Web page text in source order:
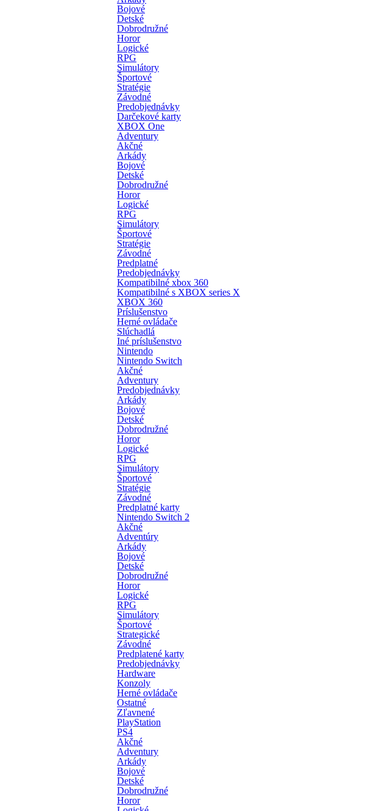
Bojové
Detské
Dobrodružné
Horor
Logické
RPG
Simulátory
Športové
Stratégie
Závodné
Predobjednávky
Darčekové karty
XBOX One
Adventury
Akčné
Arkády
Bojové
Detské
Dobrodružné
Horor
Logické
RPG
Simulátory
Športové
Stratégie
Závodné
Predplatné
Predobjednávky
Kompatibilné xbox 360
Kompatibilné s XBOX series X
XBOX 360
Príslušenstvo
Herné ovládače
Slúchadlá
Iné príslušenstvo
Nintendo
Nintendo Switch
Akčné
Adventury
Predobjednávky
Arkády
Bojové
Detské
Dobrodružné
Horor
Logické
RPG
Simulátory
Športové
Stratégie
Závodné
Predplatné karty
Nintendo Switch 2
Akčné
Adventúry
Arkády
Bojové
Detské
Dobrodružné
Horor
Logické
RPG
Simulátory
Športové
Strategické
Závodné
Predplatené karty
Predobjednávky
Hardware
Konzoly
Herné ovládače
Ostatné
Zľavnené
PlayStation
PS4
Akčné
Adventury
Arkády
Bojové
Detské
Dobrodružné
Horor